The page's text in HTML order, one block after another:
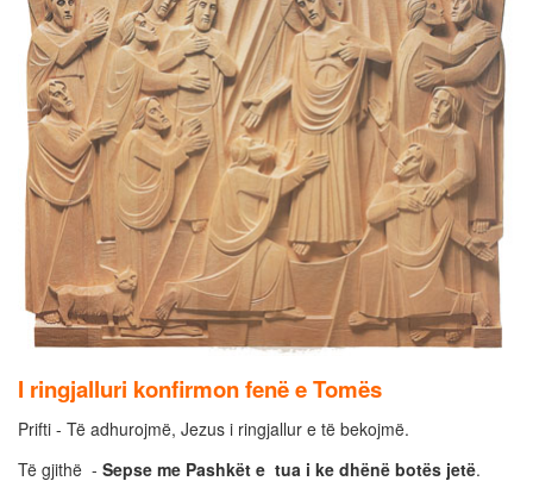
I ringjalluri konfirmon fenë e Tomës
Prifti - Të adhurojmë, Jezus i ringjallur e të bekojmë.
Të gjithë - Sepse me Pashkët e tua i ke dhënë botës jetë.